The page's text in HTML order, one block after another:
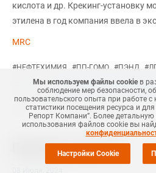
кислота и др. Крекинг-установку
этилена в год компания ввела в
MRC
#НЕФТЕХИМИЯ #ПП-ГОМО #ПЭНД #
6 +Добавить все теги в
Похожие новости
Мы используем файлы cookieв
соблюдение мер безопасности,
пользовательского опыта при работе
статистики посещения ресурса и
Репорт Компани”. Более
использования файлов cookie вы
Настройки Cookie